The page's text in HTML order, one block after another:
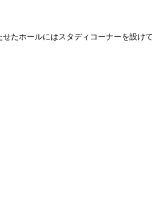
たホールにはスタディコーナーを設けて